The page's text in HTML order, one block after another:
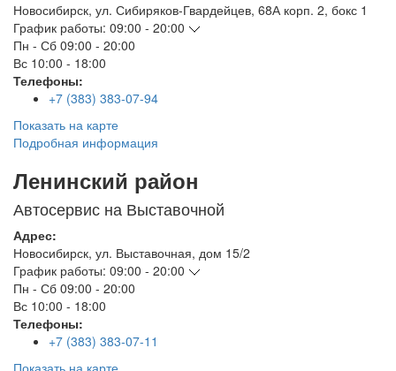
Новосибирск, ул. Сибиряков-Гвардейцев, 68А корп. 2, бокс 1
График работы: 09:00 - 20:00
Пн - Сб 09:00 - 20:00
Вс 10:00 - 18:00
Телефоны:
+7 (383) 383-07-94
Показать на карте
Подробная информация
Ленинский район
Автосервис на Выставочной
Адрес:
Новосибирск, ул. Выставочная, дом 15/2
График работы: 09:00 - 20:00
Пн - Сб 09:00 - 20:00
Вс 10:00 - 18:00
Телефоны:
+7 (383) 383-07-11